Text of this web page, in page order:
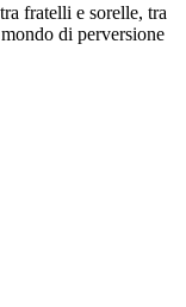
fratelli e sorelle, tra
di perversione